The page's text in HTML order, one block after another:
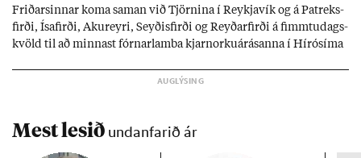
Frið­arsinn­ar koma sam­an við Tjörn­ina í Reykja­vík og á Pat­reks­
firði, Ísa­firði, Ak­ur­eyri, Seyð­is­firði og Reyð­ar­firði á fimmtu­dags­
kvöld til að minn­ast fórn­ar­lamba kjarn­orku­árás­anna í Hírósíma
Mest lesið undanfarið ár